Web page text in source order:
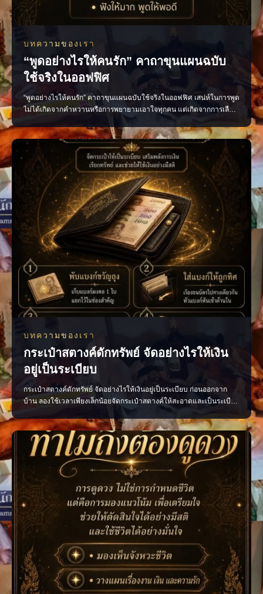
บทความของเรา
“พูดอย่างไรให้คนรัก” คาถาขุนแผนฉบับ
ใช้จริงในออฟฟิศ
“พูดอย่างไรให้คนรัก” คาถาขุนแผนฉบับใช้จริงในออฟฟิศ เสน่ห์ในการพูด
ไม่ได้เกิดจากคำหวานหรือการพยายามเอาใจทุกคน แต่เกิดจากการเลือก
ใช้คำพูดอย่างเหมาะสม น้ำเสียงนุ่มนวล และมีความจริงใจ หลักง่าย ๆ ที่
นำไปใช้ได้จริง พูดดีโดยไม่เสแสร้ง ชื่นชมอย่างจริงใจ รับฟังให้มาก และ
พูดให้พอดี เพียงเปลี่ยนวิธีสื่อสาร บรร
บทความของเรา
กระเป๋าสตางค์ดักทรัพย์ จัดอย่างไรให้เงิน
อยู่เป็นระเบียบ
กระเป๋าสตางค์ดักทรัพย์ จัดอย่างไรให้เงินอยู่เป็นระเบียบ ก่อนออกจาก
บ้าน ลองใช้เวลาเพียงเล็กน้อยจัดกระเป๋าสตางค์ให้สะอาดและเป็นระเบียบ
ตามความเชื่อถือว่าเป็นการเปิดทางรับพลังการเงินที่ดี • เก็บแบงก์ขวัญถุง
แยกไว้ ไม่ควรนำออกมาใช้ • เรียงธนบัตรไปในทิศทางเดียวกัน โดยหัน
หัวแบงก์เข้าด้านใน • นำใบเสร็จ บิลเ